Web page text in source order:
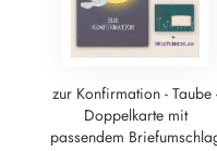
zur Konfirmation - Taube
Doppelkarte mit
passendem